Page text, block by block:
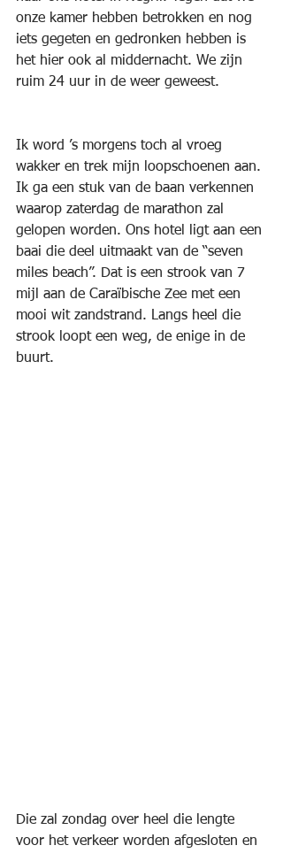
onze kamer hebben betrokken en nog
iets gegeten en gedronken hebben is
het hier ook al middernacht. We zijn
ruim 24 uur in de weer geweest.
Ik word ’s morgens toch al vroeg
wakker en trek mijn loopschoenen aan.
Ik ga een stuk van de baan verkennen
waarop zaterdag de marathon zal
gelopen worden. Ons hotel ligt aan een
baai die deel uitmaakt van de “seven
miles beach”. Dat is een strook van 7
mijl aan de Caraïbische Zee met een
mooi wit zandstrand. Langs heel die
strook loopt een weg, de enige in de
buurt.
Die zal zondag over heel die lengte
voor het verkeer worden afgesloten en